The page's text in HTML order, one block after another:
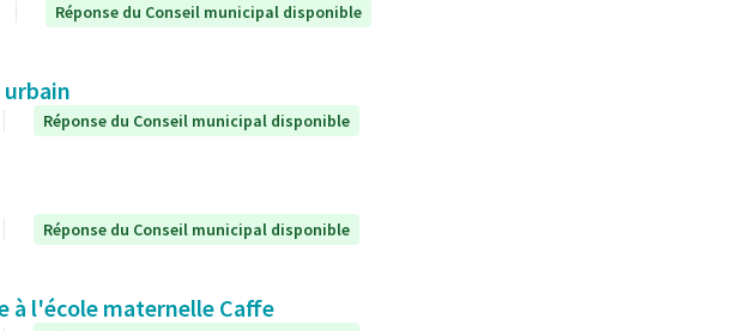
Réponse du Conseil municipal disponible
Réponse du Conseil municipal disponible
Réponse du Conseil municipal disponible
à l'école maternelle Caffe